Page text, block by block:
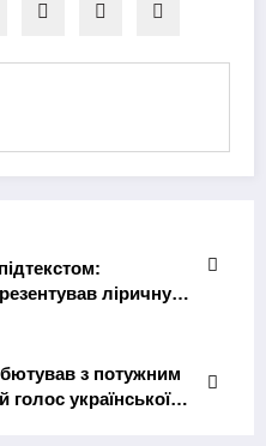
ліричну
з потужним
української